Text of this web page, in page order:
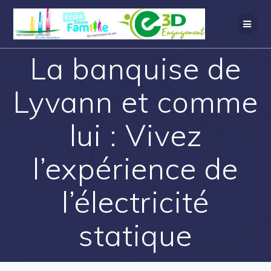
La banquise de
Lyvann et comme
lui : Vivez
l’expérience de
l’électricité
statique